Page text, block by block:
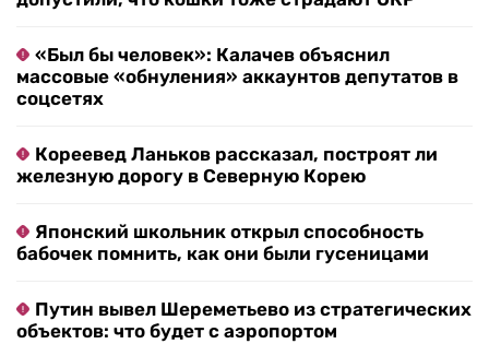
«Был бы человек»: Калачев объяснил
массовые «обнуления» аккаунтов депутатов в
соцсетях
Кореевед Ланьков рассказал, построят ли
железную дорогу в Северную Корею
Японский школьник открыл способность
бабочек помнить, как они были гусеницами
Путин вывел Шереметьево из стратегических
объектов: что будет с аэропортом